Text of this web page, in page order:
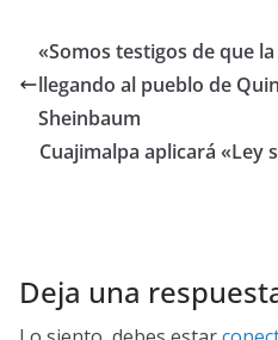
«Somos testigos de que
llegando al pueblo de
Sheinbaum
Cuajimalpa aplicará «Ley
Deja una